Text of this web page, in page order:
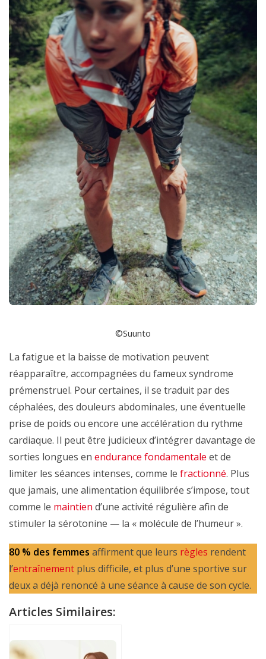
©Suunto
La fatigue et la baisse de motivation peuvent
réapparaître, accompagnées du fameux syndrome
prémenstruel. Pour certaines, il se traduit par des
céphalées, des douleurs abdominales, une éventuelle
prise de poids ou encore une accélération du rythme
cardiaque. Il peut être judicieux d’intégrer davantage de
sorties longues en endurance fondamentale et de
limiter les séances intenses, comme le fractionné. Plus
que jamais, une alimentation équilibrée s’impose, tout
comme le maintien d’une activité régulière afin de
stimuler la sérotonine — la « molécule de l’humeur ».
80 % des femmes affirment que leurs règles rendent
l’entraînement plus difficile, et plus d’une sportive sur
deux a déjà renoncé à une séance à cause de son cycle.
Articles Similaires: